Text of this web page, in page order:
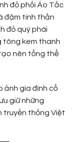
đỏ phối Áo Tấc
đậm tinh thần
đỏ quý phái
tông kem thanh
nên tổng thể
ảnh gia đình cổ
giữ những
truyền thống Việt